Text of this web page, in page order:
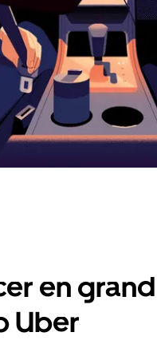
en
Uber